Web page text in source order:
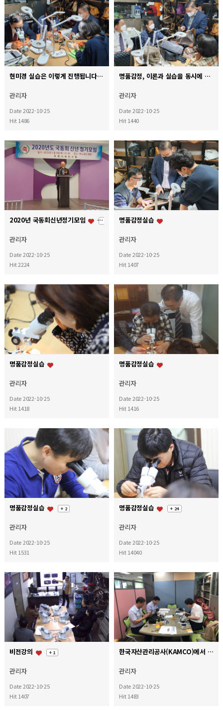
현미경 실습은 이렇게 진행됩니다!! ^^
관리자
Date 2022-10-25
Hit 1486
명품감정, 이론과 실습을 동시에 받으실 수 있습니다.
관리자
Date 2022-10-25
Hit 1440
2020년 국동회신년정기모임 + 6
관리자
Date 2022-10-25
Hit 2224
명품감정실습
관리자
Date 2022-10-25
Hit 1407
명품감정실습
관리자
Date 2022-10-25
Hit 1418
명품감정실습
관리자
Date 2022-10-25
Hit 1416
명품감정실습 + 2
관리자
Date 2022-10-25
Hit 1531
명품감정실습 + 24
관리자
Date 2022-10-25
Hit 14040
비전강의 + 1
관리자
Date 2022-10-25
Hit 1407
한국자산관리공사(KAMCO)에서 의뢰한 명품 가방 및 시계 감정평가
관리자
Date 2022-10-25
Hit 1483